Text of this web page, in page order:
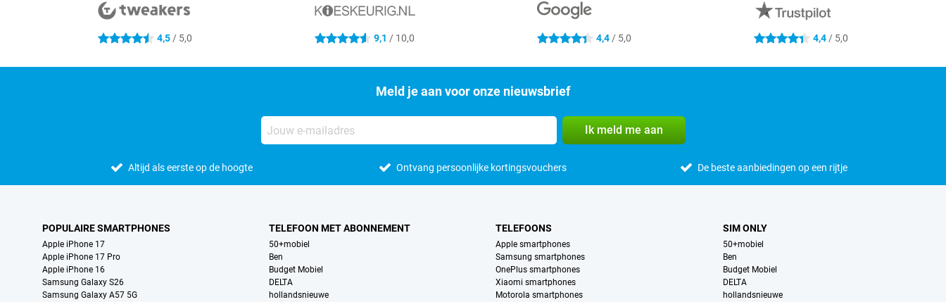
4.5 sterren 4,5/ 5,0 4.6 sterren 9,1 / 10,0 4.4 sterren 4,4 / 5,0 4.4 sterren 4,4 / 5,0
Meld je aan voor onze nieuwsbrief
Ik meld me aan
Altijd als eerste op de hoogte Ontvang persoonlijke kortingsvouchers De beste aanbiedingen op een rijtje
POPULAIRE SMARTPHONES
Apple iPhone 17
Apple iPhone 17 Pro
Apple iPhone 16
Samsung Galaxy S26
Samsung Galaxy A57 5G
TELEFOON MET ABONNEMENT
50+mobiel
Ben
Budget Mobiel
DELTA
hollandsnieuwe
TELEFOONS
Apple smartphones
Samsung smartphones
OnePlus smartphones
Xiaomi smartphones
Motorola smartphones
SIM ONLY
50+mobiel
Ben
Budget Mobiel
DELTA
hollandsnieuwe